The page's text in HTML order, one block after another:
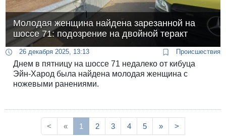
Молодая женщина найдена зарезанной на
шоссе 71: подозрение на двойной теракт
26 декабря 2025, 13:13 Происшествия
Днем в пятницу на шоссе 71 недалеко от кибуца
Эйн-Харод была найдена молодая женщина с
ножевыми ранениями.
< « 1 2 3 4 5 » >